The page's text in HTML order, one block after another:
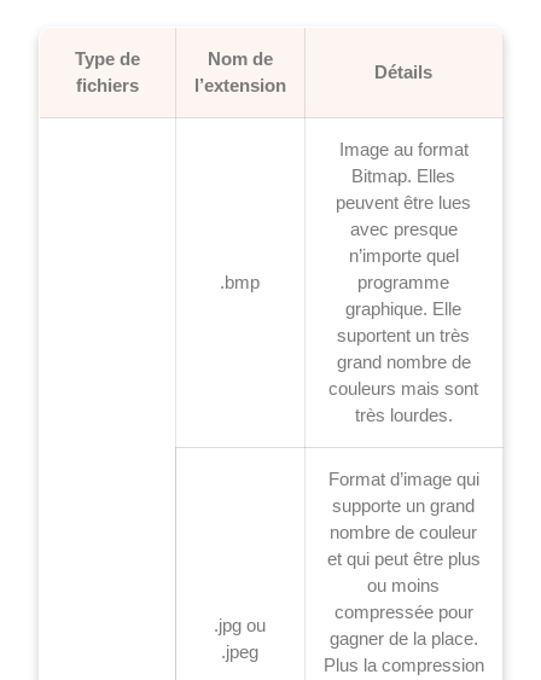
Type de
fichiers
Nom de
l’extension
Détails
.bmp
Image au format
Bitmap. Elles
peuvent être lues
avec presque
n’importe quel
programme
graphique. Elle
suportent un très
grand nombre de
couleurs mais sont
très lourdes.
.jpg ou
.jpeg
Format d’image qui
supporte un grand
nombre de couleur
et qui peut être plus
ou moins
compressée pour
gagner de la place.
Plus la compression